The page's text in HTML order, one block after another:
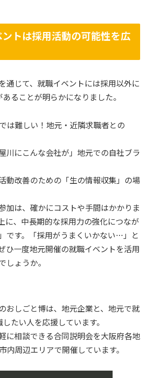
トは採用活動の可能性を広
通じて、就職イベントには採用以外に
ることが明らかになりました。
は難しい！地元・近隣求職者との
川にこんな会社が」地元での自社ブラ
動改善のための「生の情報収集」の場
加は、確かにコストや手間はかかりま
に、中長期的な採用力の強化につなが
です。「採用がうまくいかない…」と
ひ一度地元開催の就職イベントを活用
しょうか。
おしごと博は、地元企業と、地元で就
たい人を応援しています。
に相談できる合同説明会を大阪府各地
内周辺エリアで開催しています。